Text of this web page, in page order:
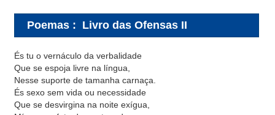
Poemas : Livro das Ofensas II
És tu o vernáculo da verbalidade
Que se espoja livre na língua,
Nesse suporte de tamanha carnaça.
És sexo sem vida ou necessidade
Que se desvirgina na noite exígua,